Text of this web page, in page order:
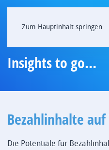
Zum Hauptinhalt springen
Insights to go…
Bezahlinhalte
Die Potentiale für